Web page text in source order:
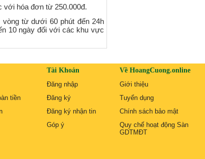
với hóa đơn từ 250.000đ.
từ dưới 60 phút đến 24h
10 ngày đối với các khu vực
tiền
Tài Khoản
Đăng nhập
Đăng ký
Đăng ký nhận tin
Góp ý
Về HoangCuong.online
Giới thiệu
Tuyển dụng
Chính sách bảo mật
Quy chế hoạt động Sàn
GDTMĐT